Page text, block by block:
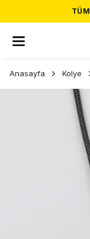
Anasayfa Kolye